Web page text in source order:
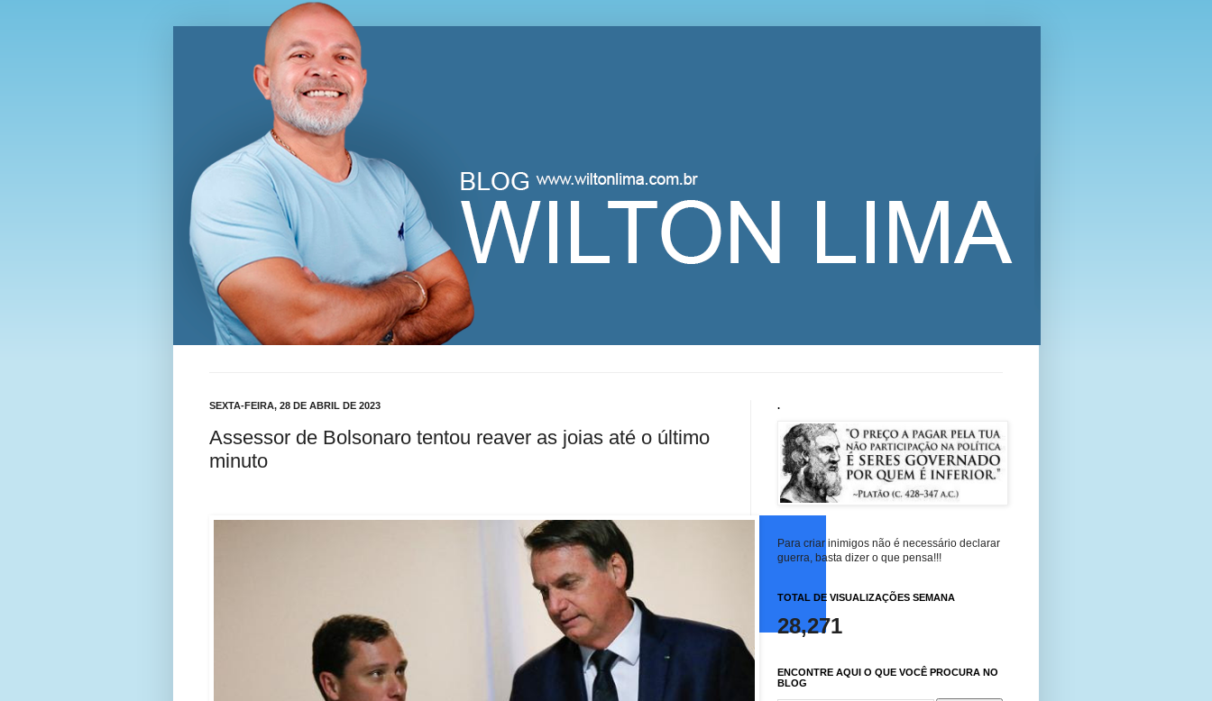
Blog Wilton Lima
SEXTA-FEIRA, 28 DE ABRIL DE 2023
Assessor de Bolsonaro tentou reaver as joias até o último
minuto
.
Para criar inimigos não é necessário declarar
guerra, basta dizer o que pensa!!!
TOTAL DE VISUALIZAÇÕES SEMANA
28,271
ENCONTRE AQUI O QUE VOCÊ PROCURA NO
BLOG